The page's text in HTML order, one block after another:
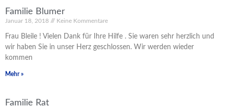
Familie Blumer
Januar 18, 2018 Keine Kommentare
Frau Bleile ! Vielen Dank für Ihre Hilfe . Sie waren sehr herzlich und
wir haben Sie in unser Herz geschlossen. Wir werden wieder
kommen
Mehr »
Familie Rat